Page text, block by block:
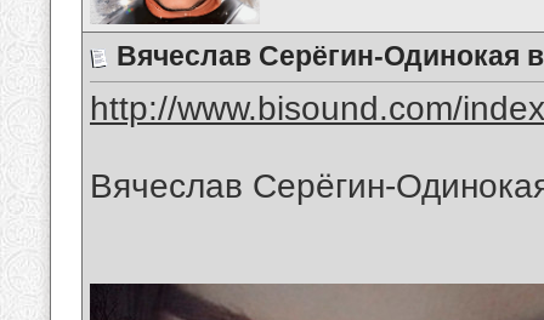
Вячеслав Серёгин-Одинокая
http://www.bisound.com/
Вячеслав Серёгин-